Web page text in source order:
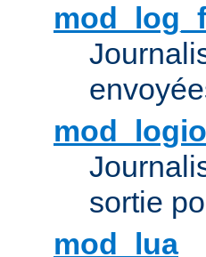
mod_logio
sortie
mod_lua